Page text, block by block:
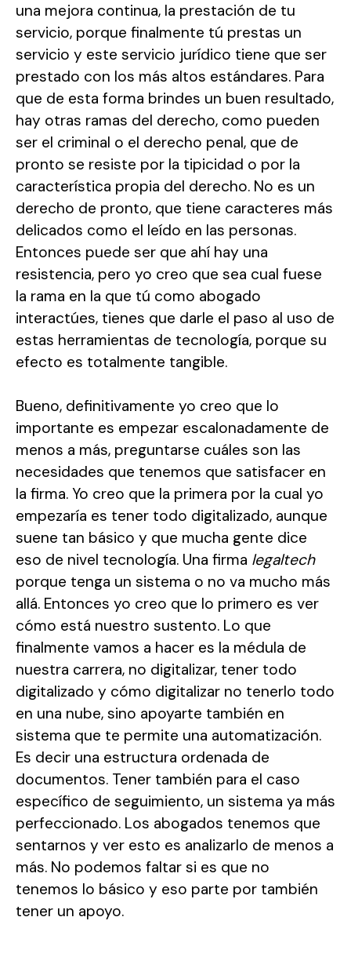
una mejora continua, la prestación de tu
servicio, porque finalmente tú prestas un
servicio y este servicio jurídico tiene que ser
prestado con los más altos estándares. Para
que de esta forma brindes un buen resultado,
hay otras ramas del derecho, como pueden
ser el criminal o el derecho penal, que de
pronto se resiste por la tipicidad o por la
característica propia del derecho. No es un
derecho de pronto, que tiene caracteres más
delicados como el leído en las personas.
Entonces puede ser que ahí hay una
resistencia, pero yo creo que sea cual fuese
la rama en la que tú como abogado
interactúes, tienes que darle el paso al uso de
estas herramientas de tecnología, porque su
efecto es totalmente tangible.
Bueno, definitivamente yo creo que lo
importante es empezar escalonadamente de
menos a más, preguntarse cuáles son las
necesidades que tenemos que satisfacer en
la firma. Yo creo que la primera por la cual yo
empezaría es tener todo digitalizado, aunque
suene tan básico y que mucha gente dice
eso de nivel tecnología. Una firma legaltech
porque tenga un sistema o no va mucho más
allá. Entonces yo creo que lo primero es ver
cómo está nuestro sustento. Lo que
finalmente vamos a hacer es la médula de
nuestra carrera, no digitalizar, tener todo
digitalizado y cómo digitalizar no tenerlo todo
en una nube, sino apoyarte también en
sistema que te permite una automatización.
Es decir una estructura ordenada de
documentos. Tener también para el caso
específico de seguimiento, un sistema ya más
perfeccionado. Los abogados tenemos que
sentarnos y ver esto es analizarlo de menos a
más. No podemos faltar si es que no
tenemos lo básico y eso parte por también
tener un apoyo.